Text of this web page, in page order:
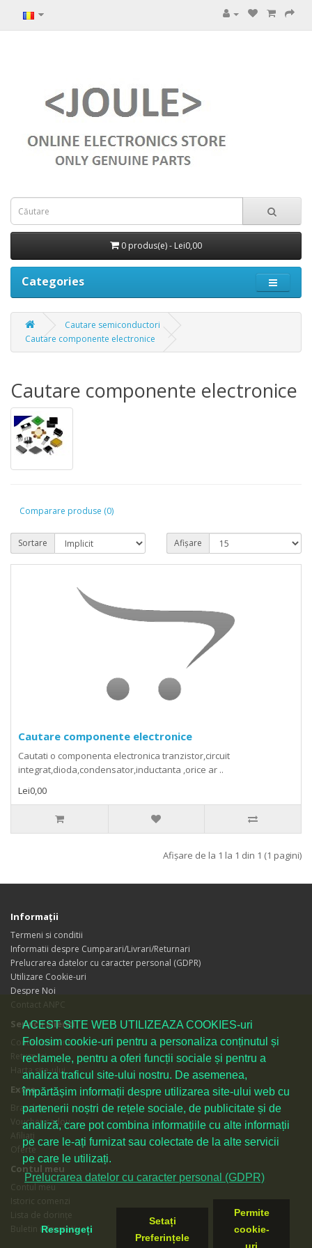
ACEST SITE WEB UTILIZEAZA COOKIES-uri
Folosim cookie-uri pentru a personaliza conținutul și
reclamele, pentru a oferi funcții sociale și pentru a
analiza traficul site-ului nostru. De asemenea,
împărtășim informații despre utilizarea site-ului web cu
partenerii noștri de rețele sociale, de publicitate și de
analiză, care pot combina informațiile cu alte informații
pe care le-ați furnizat sau colectate de la alte servicii
pe care le utilizați.
Prelucrarea datelor cu caracter personal (GDPR)
Respingeți
Setați
Preferințele
Permite
cookie-
0 produs(e) - Lei0,00
Categories
Cautare semiconductori
Cautare componente electronice
Cautare componente electronice
Comparare produse (0)
Sortare Afișare
Cautare componente electronice
Cautati o componenta electronica tranzistor,circuit
integrat,dioda,condensator,inductanta ,orice ar ..
Lei0,00
Afişare de la 1 la 1 din 1 (1 pagini)
Informaţii
Termeni si conditii
Informatii despre Cumparari/Livrari/Returnari
Prelucrarea datelor cu caracter personal (GDPR)
Utilizare Cookie-uri
Despre Noi
Contact ANPC
Servicii clienţi
Contactează-ne
Returnări
Harta site-ului
Extra
Branduri
Voucher cadou
Afiliaţi
Oferte
Contul meu
Contul meu
Istoric comenzi
Lista de dorințe
Buletin informativ